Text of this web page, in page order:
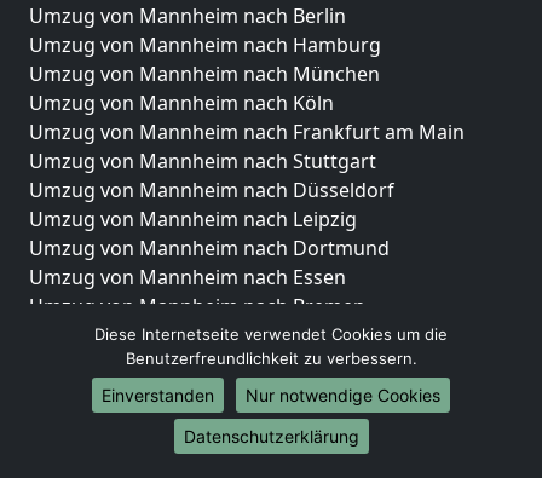
Umzug von Mannheim nach Berlin
Umzug von Mannheim nach Hamburg
Umzug von Mannheim nach München
Umzug von Mannheim nach Köln
Umzug von Mannheim nach Frankfurt am Main
Umzug von Mannheim nach Stuttgart
Umzug von Mannheim nach Düsseldorf
Umzug von Mannheim nach Leipzig
Umzug von Mannheim nach Dortmund
Umzug von Mannheim nach Essen
Umzug von Mannheim nach Bremen
Umzug von Mannheim nach Dresden
Umzug von Mannheim nach Hannover
Umzug von Mannheim nach Nürnberg
Umzug von Mannheim nach Duisburg
Umzug von Mannheim nach Bochum
Diese Internetseite verwendet Cookies um die
Benutzerfreundlichkeit zu verbessern.
Einverstanden
Nur notwendige Cookies
Datenschutzerklärung